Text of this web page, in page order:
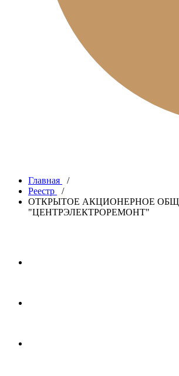
Главная
/
Реестр
/
ОТКРЫТОЕ АКЦИОНЕРНОЕ
"ЦЕНТРЭЛЕКТРОРЕМОНТ"